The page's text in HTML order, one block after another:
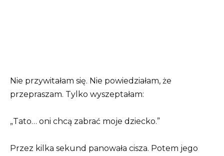
Nie przywitałam się. Nie powiedziałam, że
przepraszam. Tylko wyszeptałam:
„Tato… oni chcą zabrać moje dziecko.”
Przez kilka sekund panowała cisza. Potem jego